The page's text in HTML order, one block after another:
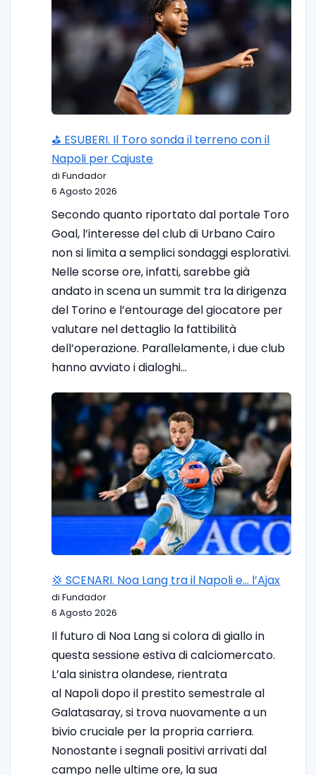
⛳ ESUBERI. Il Toro sonda il terreno con il
Napoli per Cajuste
di Fundador
6 Agosto 2026
Secondo quanto riportato dal portale Toro
Goal, l’interesse del club di Urbano Cairo
non si limita a semplici sondaggi esplorativi.
Nelle scorse ore, infatti, sarebbe già
andato in scena un summit tra la dirigenza
del Torino e l’entourage del giocatore per
valutare nel dettaglio la fattibilità
dell’operazione. Parallelamente, i due club
hanno avviato i dialoghi…
💢 SCENARI. Noa Lang tra il Napoli e… l’Ajax
di Fundador
6 Agosto 2026
Il futuro di Noa Lang si colora di giallo in
questa sessione estiva di calciomercato.
L’ala sinistra olandese, rientrata
al Napoli dopo il prestito semestrale al
Galatasaray, si trova nuovamente a un
bivio cruciale per la propria carriera.
Nonostante i segnali positivi arrivati dal
campo nelle ultime ore, la sua